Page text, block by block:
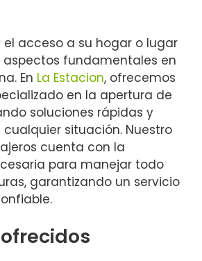
el acceso a su hogar o lugar
fundamentales en
En La Estacion, ofrecemos
en la apertura de
soluciones rápidas y
situación. Nuestro
cuenta con la
para manejar todo
garantizando un servicio